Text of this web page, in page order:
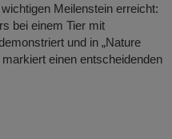
Meilenstein erreicht:
bei einem Tier mit
und in „Nature
einen entscheidenden